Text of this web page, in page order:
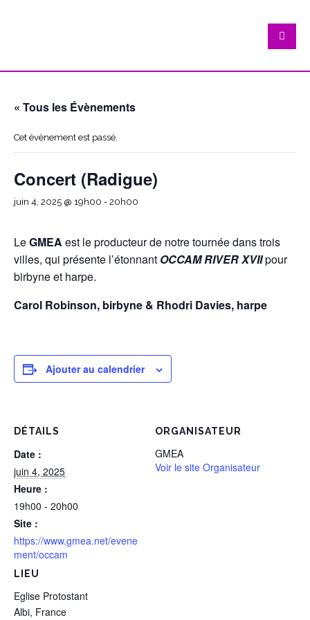
« Tous les Évènements
Cet évènement est passé.
Concert (Radigue)
juin 4, 2025 @ 19h00 - 20h00
LeGMEA est le producteur de notre tournée dans trois
villes, qui présente l’étonnant OCCAM RIVER XVIIpour
birbyne et harpe.
Carol Robinson, birbyne & Rhodri Davies, harpe
Ajouter au calendrier
DÉTAILS
Date :
juin 4, 2025
Heure :
19h00 - 20h00
Site :
https://www.gmea.net/evene
ment/occam
LIEU
Eglise Protostant
Albi, France
ORGANISATEUR
GMEA
Voir le site Organisateur